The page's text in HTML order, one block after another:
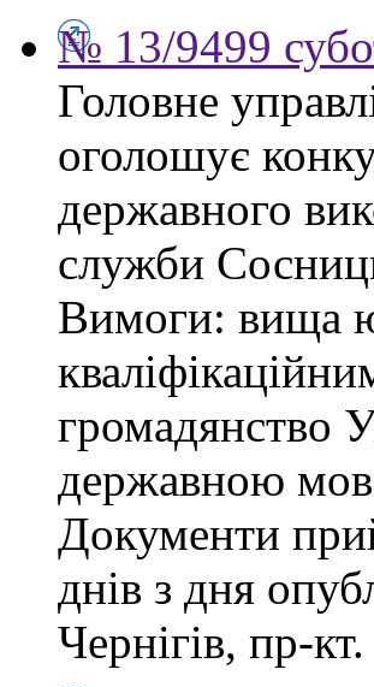
№ 13/9499
Головне
оголошує
державного
служби
Вимоги: вища
громадянство
державною
Документи
днів з дня
Чернігів, пр-